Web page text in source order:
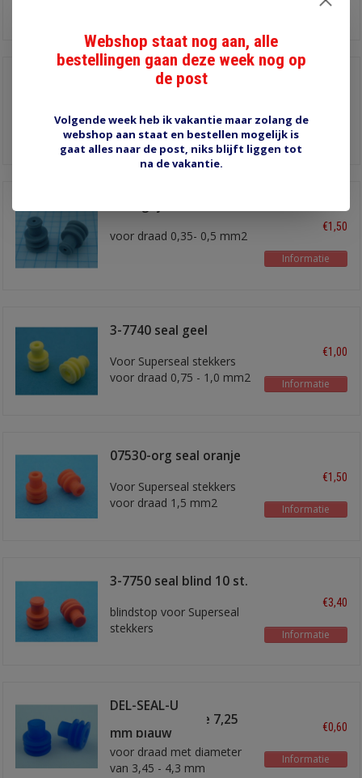
Informatie
SEAL blind bruin
Informatie
voor draad 0,35- 0,5 mm2
€1,50
Informatie
3-7740 seal geel
Voor Superseal stekkers
voor draad 0,75 - 1,0 mm2
€1,00
Informatie
07530-org seal oranje
Voor Superseal stekkers
voor draad 1,5 mm2
€1,50
Informatie
3-7750 seal blind 10 st.
blindstop voor Superseal
stekkers
€3,40
Informatie
DEL-SEAL-U
afdichtrubbertje 7,25
mm blauw
voor draad met diameter
van 3,45 - 4,3 mm
€0,60
Informatie
Webshop staat nog aan, alle
bestellingen gaan deze week nog op
de post
Volgende week heb ik vakantie maar zolang de
webshop aan staat en bestellen mogelijk is
gaat alles naar de post, niks blijft liggen tot
na de vakantie.